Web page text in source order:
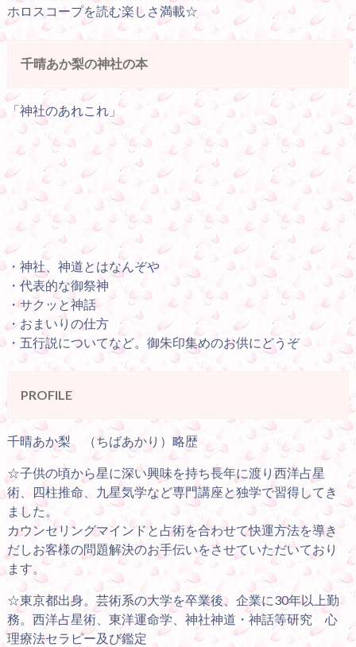
ホロスコープを読む楽しさ満載☆
千晴あか梨の神社の本
「神社のあれこれ」
・神社、神道とはなんぞや
・代表的な御祭神
・サクッと神話
・おまいりの仕方
・五行説についてなど。御朱印集めのお供にどうぞ
PROFILE
千晴あか梨 （ちばあかり）略歴
☆子供の頃から星に深い興味を持ち長年に渡り西洋占星
術、四柱推命、九星気学など専門講座と独学で習得してき
ました。
カウンセリングマインドと占術を合わせて快運方法を導き
だしお客様の問題解決のお手伝いをさせていただいており
ます。
☆東京都出身。芸術系の大学を卒業後、企業に30年以上勤
務。西洋占星術、東洋運命学、神社神道・神話等研究 心
理療法セラピー及び鑑定